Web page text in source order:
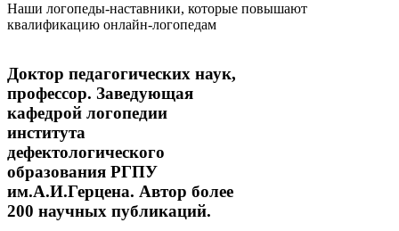
Наши логопеды-наставники, которые повышают
квалификацию онлайн-логопедам
Доктор педагогических наук,
профессор. Заведующая
кафедрой логопедии
института
дефектологического
образования РГПУ
им.А.И.Герцена. Автор более
200 научных публикаций.